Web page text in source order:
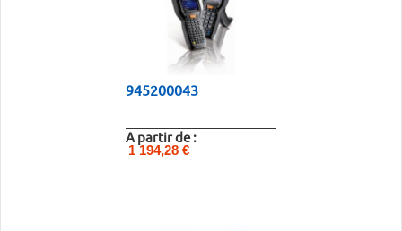
945200043
A partir de :
1 194,28 €